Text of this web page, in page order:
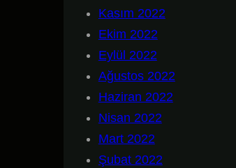
Kasım 2022
Ekim 2022
Eylül 2022
Ağustos 2022
Haziran 2022
Nisan 2022
Mart 2022
Şubat 2022